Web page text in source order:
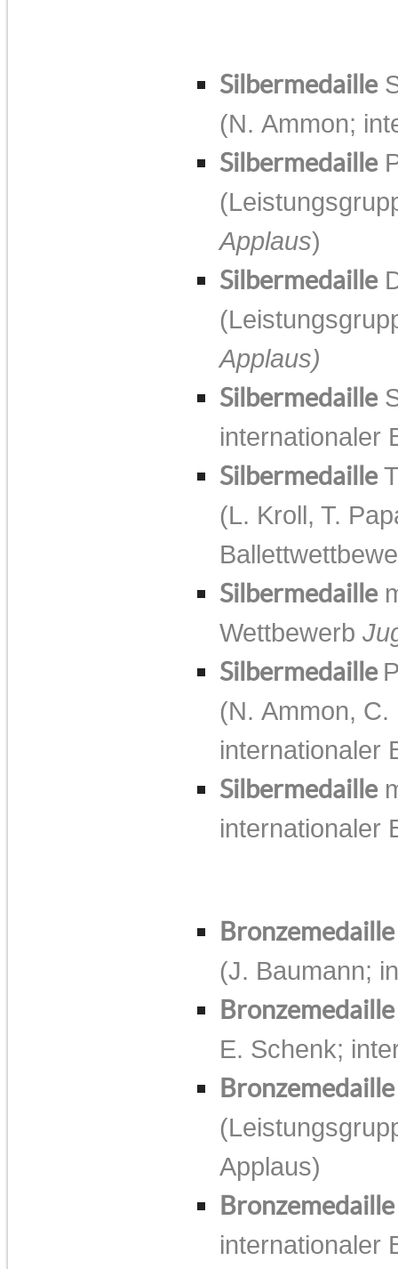
Silbermedaille
(N. Ammon;
Silbermedaille
Applaus)
Silbermedaille
Applaus)
Silbermedaille
internationaler
Silbermedaille
(L. Kroll, T.
Silbermedaille
Wettbewerb
Silbermedaille
(N. Ammon, C.
internationaler
Silbermedaille
internationaler
(J. Baumann;
E. Schenk;
Bronzemedaille
Applaus)
Bronzemedaille
internationaler